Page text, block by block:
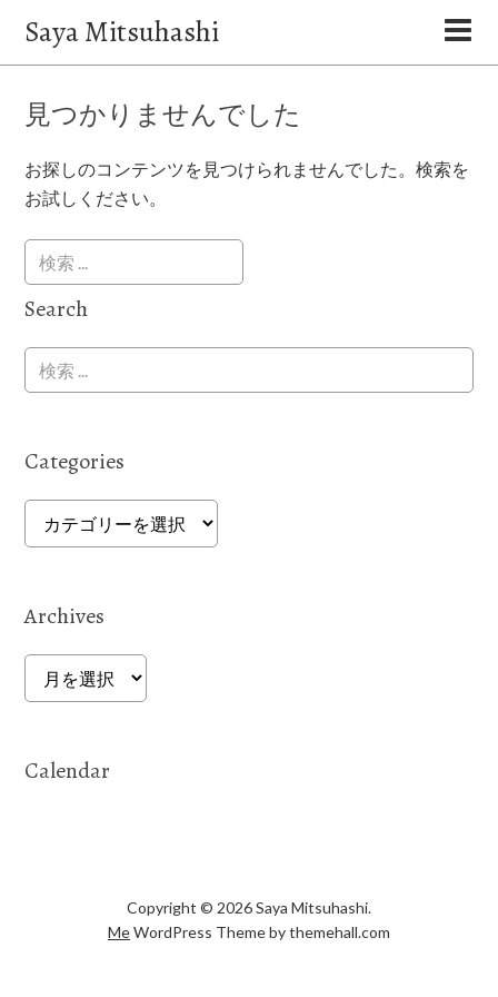
Saya Mitsuhashi
見つかりませんでした
お探しのコンテンツを見つけられませんでした。検索を
お試しください。
Search
Categories
Categories
Archives
Archives
Calendar
Copyright © 2026 Saya Mitsuhashi.
MeWordPress Theme by themehall.com